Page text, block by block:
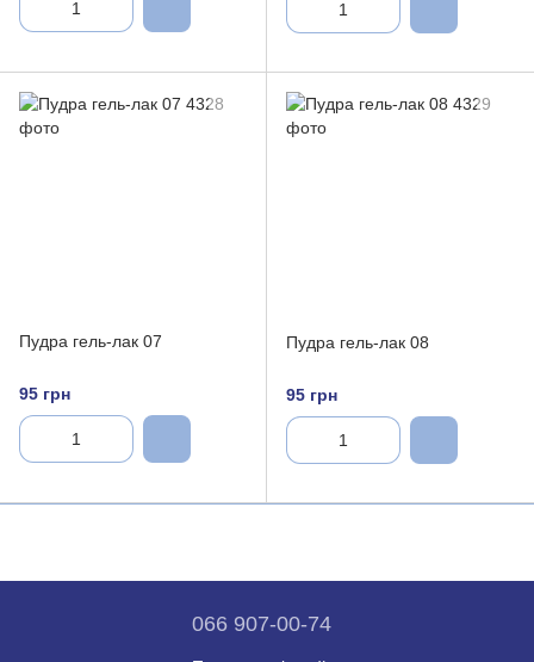
Пудра гель-лак 07
95 грн
Пудра гель-лак 08
95 грн
066 907-00-74